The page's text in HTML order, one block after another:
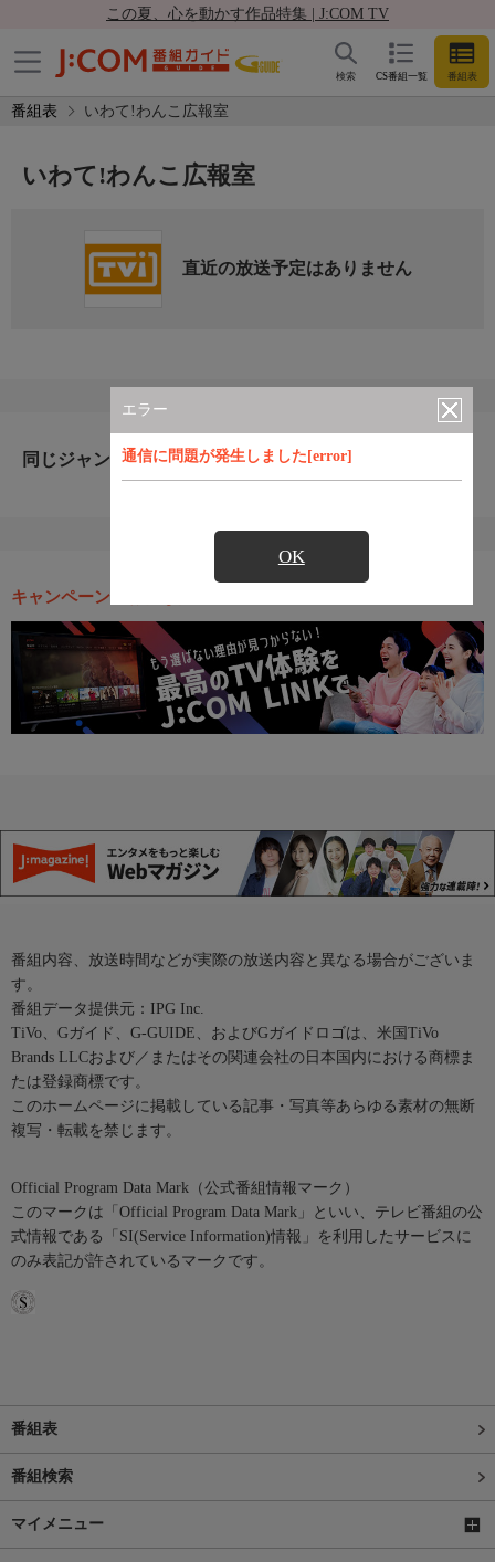
この夏、心を動かす作品特集 | J:COM TV
CS番組一覧 番組表
検索
番組表 いわて!わんこ広報室
エラー
通信に問題が発生しました[error]
OK
いわて!わんこ広報室
直近の放送予定はありません
同じジャンルのおすすめ番組
キャンペーン・お得な情報
番組内容、放送時間などが実際の放送内容と異なる場合がございま
す。
番組データ提供元：IPG Inc.
TiVo、Gガイド、G-GUIDE、およびGガイドロゴは、米国TiVo
Brands LLCおよび／またはその関連会社の日本国内における商標ま
たは登録商標です。
このホームページに掲載している記事・写真等あらゆる素材の無断
複写・転載を禁じます。
Official Program Data Mark（公式番組情報マーク）
このマークは「Official Program Data Mark」といい、テレビ番組の公
式情報である「SI(Service Information)情報」を利用したサービスに
のみ表記が許されているマークです。
番組表
番組検索
マイメニュー